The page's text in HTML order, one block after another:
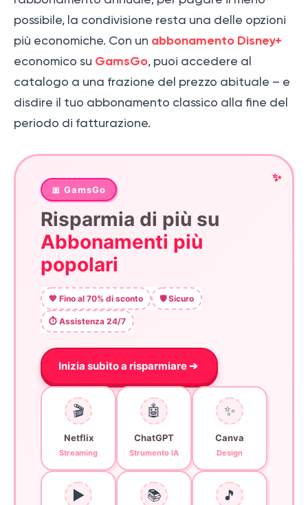
possibile, la condivisione resta una delle opzioni
più economiche. Con un abbonamento Disney+
economico su GamsGo, puoi accedere al
catalogo a una frazione del prezzo abituale – e
disdire il tuo abbonamento classico alla fine del
periodo di fatturazione.
🎀 GamsGo
Risparmia di più su
Abbonamenti più
popolari
✨
💖 Fino al 70% di sconto 🛡️ Sicuro
⏱️ Assistenza 24/7
Inizia subito a risparmiare ➔
🎬
Netflix
Streaming
🤖
ChatGPT
Strumento IA
✨
Canva
Design
▶️ 📚 🎵